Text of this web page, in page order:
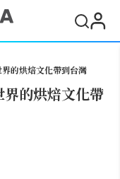
的烘焙文化帶到台灣
的烘焙文化帶